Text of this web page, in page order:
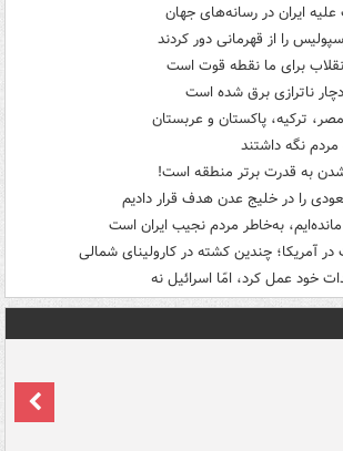
ایران در رسانه‌های جهان
را از قهرمانی دور کردند
برای ما نقطه قوت است
ناترازی برق شده است
ترکیه، پاکستان و عربستان
مردم نگه داشتند
شدن به قدرت برتر منطقه است!
را در خلیج عدن هدف قرار دادیم
به‌خاطر مردم نجیب ایران است
آمریکا؛ چندین کشته در کارولینای شمالی
خود عمل کرد، امّا اسرائیل نه